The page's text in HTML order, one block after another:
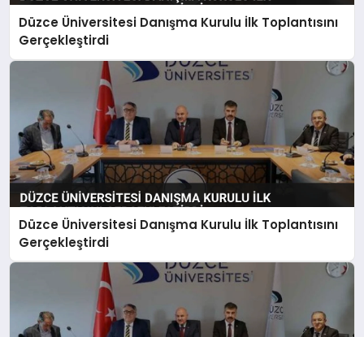
Düzce Üniversitesi Danışma Kurulu İlk Toplantısını
Gerçekleştirdi
Düzce Üniversitesi Danışma Kurulu İlk Toplantısını
Gerçekleştirdi